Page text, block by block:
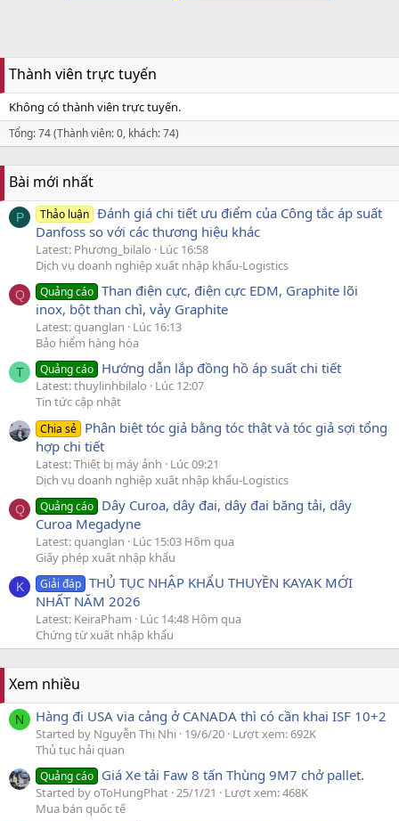
Thành viên trực tuyến
Không có thành viên trực tuyến.
Tổng: 74 (Thành viên: 0, khách: 74)
Bài mới nhất
P Thảo luận Đánh giá chi tiết ưu điểm của Công tắc áp suất
Danfoss so với các thương hiệu khác
Latest: Phương_bilalo
Lúc 16:58
Dịch vụ doanh nghiệp xuất nhập khẩu-Logistics
Q Quảng cáo Than điện cực, điện cực EDM, Graphite lõi
inox, bột than chì, vảy Graphite
Latest: quanglan
Lúc 16:13
Bảo hiểm hàng hóa
T Quảng cáo Hướng dẫn lắp đồng hồ áp suất chi tiết
Latest: thuylinhbilalo
Lúc 12:07
Tin tức cập nhật
Chia sẻ Phân biệt tóc giả bằng tóc thật và tóc giả sợi tổng
hợp chi tiết
Latest: Thiết bị máy ảnh
Lúc 09:21
Dịch vụ doanh nghiệp xuất nhập khẩu-Logistics
Q Quảng cáo Dây Curoa, dây đai, dây đai băng tải, dây
Curoa Megadyne
Latest: quanglan
Lúc 15:03 Hôm qua
Giấy phép xuất nhập khẩu
K Giải đáp THỦ TỤC NHẬP KHẨU THUYỀN KAYAK MỚI
NHẤT NĂM 2026
Latest: KeiraPham
Lúc 14:48 Hôm qua
Chứng từ xuất nhập khẩu
Xem nhiều
N Hàng đi USA via cảng ở CANADA thì có cần khai ISF 10+2
Started by Nguyễn Thị Nhi 19/6/20 Lượt xem: 692K
Thủ tục hải quan
Quảng cáo Giá Xe tải Faw 8 tấn Thùng 9M7 chở pallet.
Started by oToHungPhat 25/1/21
Lượt xem: 468K
Mua bán quốc tế